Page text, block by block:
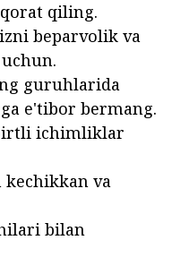
qiling.
beparvolik va
guruhlarida
e'tibor bermang.
ichimliklar
va
bilan